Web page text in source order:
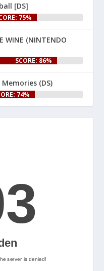
i
#StarFox
! Per
06/25/
[DS]
75%
WINE (NINTENDO
SCORE: 86%
(DS)
74%